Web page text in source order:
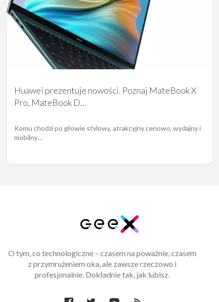
Huawei prezentuje nowości. Poznaj MateBook X
Pro, MateBook D…
Komu chodzi po głowie stylowy, atrakcyjny cenowo, wydajny i
mobilny…
O tym, co technologiczne – czasem na poważnie, czasem
z przymrużeniem oka, ale zawsze rzeczowo i
profesjonalnie. Dokładnie tak, jak lubisz.